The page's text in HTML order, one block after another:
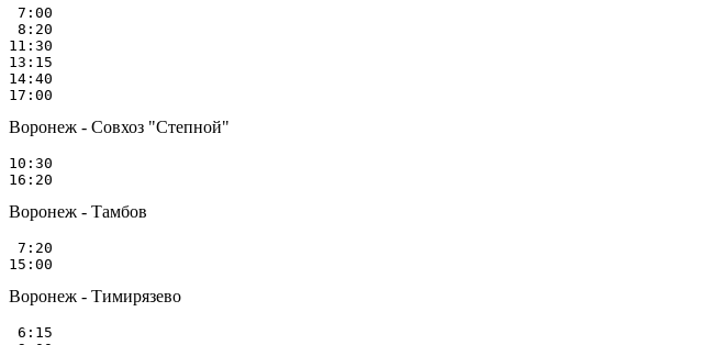
7:00
8:20
11:30
13:15
14:40
Воронеж - Совхоз "Степной"
10:30
Воронеж - Тамбов
7:20
Воронеж - Тимирязево
6:15